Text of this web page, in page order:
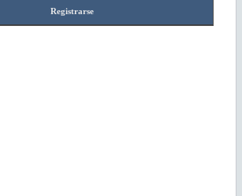
Registrarse